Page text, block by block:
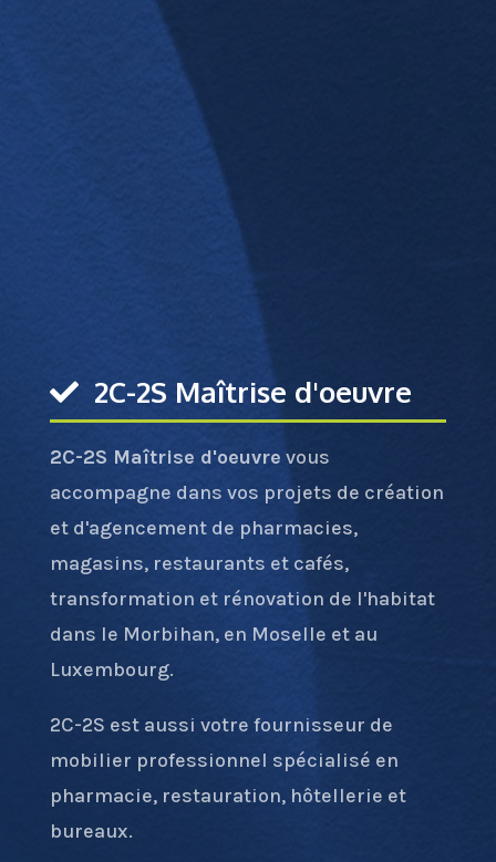
2C-2S Maîtrise d'oeuvre
2C-2S Maîtrise d'oeuvre vous
accompagne dans vos projets de création
et d'agencement de pharmacies,
magasins, restaurants et cafés,
transformation et rénovation de l'habitat
dans le Morbihan, en Moselle et au
Luxembourg.
2C-2S est aussi votre fournisseur de
mobilier professionnel spécialisé en
pharmacie, restauration, hôtellerie et
bureaux.